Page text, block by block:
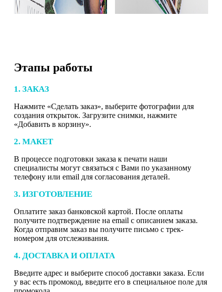
Этапы работы
1. ЗАКАЗ
Нажмите «Сделать заказ», выберите фотографии для
создания открыток. Загрузите снимки, нажмите
«Добавить в корзину».
2. МАКЕТ
В процессе подготовки заказа к печати наши
специалисты могут связаться с Вами по указанному
телефону или email для согласования деталей.
3. ИЗГОТОВЛЕНИЕ
Оплатите заказ банковской картой. После оплаты
получите подтверждение на email с описанием заказа.
Когда отправим заказ вы получите письмо с трек-
номером для отслеживания.
4. ДОСТАВКА И ОПЛАТА
Введите адрес и выберите способ доставки заказа. Если
у вас есть промокод, введите его в специальное поле для